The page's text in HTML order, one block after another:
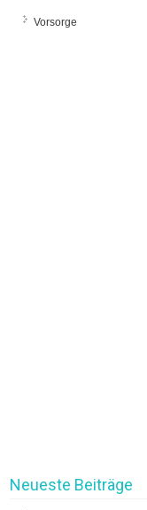
Vorsorge
Neueste Beiträge